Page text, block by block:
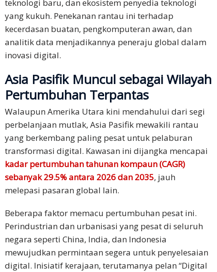
teknologi baru, dan ekosistem penyedia teknologi
yang kukuh. Penekanan rantau ini terhadap
kecerdasan buatan, pengkomputeran awan, dan
analitik data menjadikannya peneraju global dalam
inovasi digital.
Asia Pasifik Muncul sebagai Wilayah
Pertumbuhan Terpantas
Walaupun Amerika Utara kini mendahului dari segi
perbelanjaan mutlak, Asia Pasifik mewakili rantau
yang berkembang paling pesat untuk pelaburan
transformasi digital. Kawasan ini dijangka mencapai
kadar pertumbuhan tahunan kompaun (CAGR)
sebanyak 29.5% antara 2026 dan 2035, jauh
melepasi pasaran global lain.
Beberapa faktor memacu pertumbuhan pesat ini.
Perindustrian dan urbanisasi yang pesat di seluruh
negara seperti China, India, dan Indonesia
mewujudkan permintaan segera untuk penyelesaian
digital. Inisiatif kerajaan, terutamanya pelan “Digital
Pusat
Sumber
Daya
Hubungi
Minta
Sebut
Harga
Percuma